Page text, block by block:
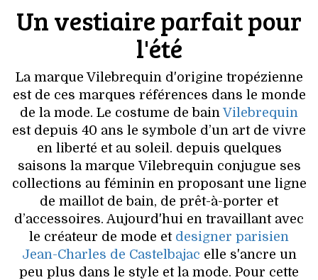
DÉCO
VOYAGES & LOISIRS
Un vestiaire parfait pour
l'été
La marque Vilebrequin d'origine tropézienne
est de ces marques références dans le monde
de la mode. Le costume de bainVilebrequin
est depuis 40 ans le symbole d’un art de vivre
en liberté et au soleil. depuis quelques
saisons la marque Vilebrequin conjugue ses
collections au féminin en proposant une ligne
de maillot de bain, de prêt-à-porter et
d’accessoires. Aujourd'hui en travaillant avec
le créateur de mode et designer parisien
Jean-Charles de Castelbajac elle s'ancre un
peu plus dans le style et la mode. Pour cette